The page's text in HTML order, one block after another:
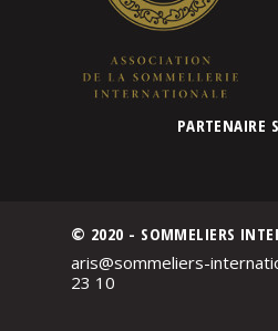
PARTENAIRE
© 2020 - SOMMELIERS
aris@sommeliers-
23 10